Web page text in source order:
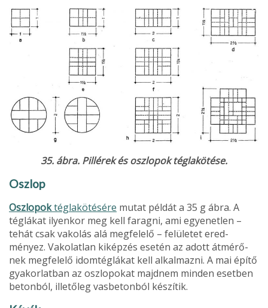
35. ábra. Pillérek és oszlopok téglakötése.
Oszlop
Oszlopoktéglakötésére mutat példát a 35 g ábra. A
téglákat ilyenkor meg kell faragni, ami egyenetlen –
tehát csak vakolás alá megfelelő – felületet ered­
ményez. Vakolatlan kiképzés esetén az adott átmérő­
nek megfelelő idomtéglákat kell alkalmazni. A mai építő
gyakorlatban az oszlopokat majdnem minden esetben
betonból, illetőleg vasbetonból készítik.